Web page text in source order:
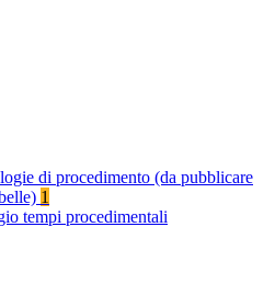
di procedimento (da pubblicare
1
tempi procedimentali